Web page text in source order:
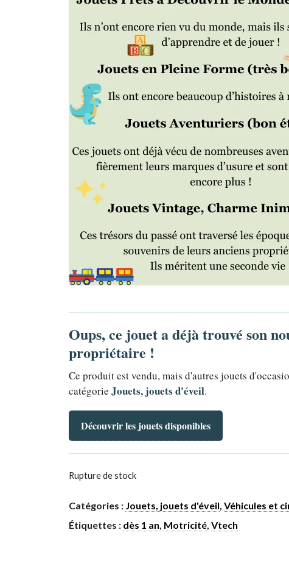
Oups, ce jouet a déjà trouvé son
propriétaire !
Ce produit est vendu, mais d'autres jouets
catégorieJouets, jouets d'éveil.
Découvrir les jouets disponibles
Rupture de stock
Catégories : Jouets, jouets d'éveil,Véhicules et
Étiquettes : dès 1 an, Motricité,Vtech